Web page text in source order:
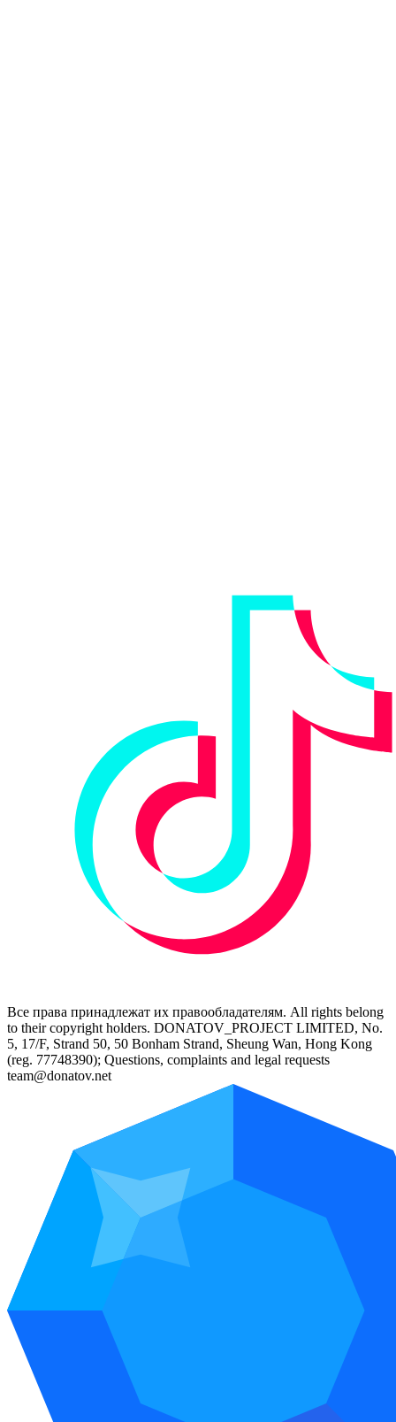
Все права принадлежат их правообладателям. All rights belong
to their copyright holders. DONATOV_PROJECT LIMITED, No.
5, 17/F, Strand 50, 50 Bonham Strand, Sheung Wan, Hong Kong
(reg. 77748390); Questions, complaints and legal requests
team@donatov.net